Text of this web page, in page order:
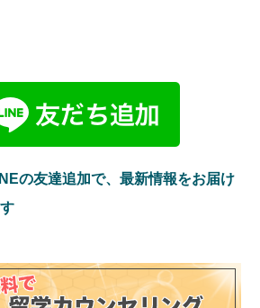
の友達追加で、最新情報をお届け